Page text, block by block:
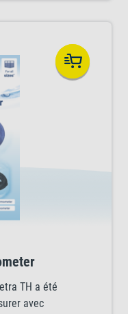
TH a été
avec